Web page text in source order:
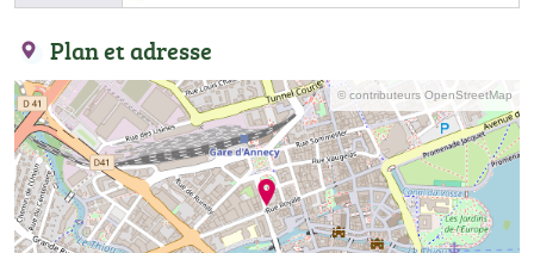
Plan et adresse
© contributeurs OpenStreetMap